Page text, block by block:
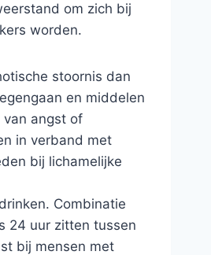
om zich bij
worden.
stoornis dan
en middelen
van angst of
in verband met
bij lichamelijke
Combinatie
24 uur zitten tussen
bij mensen met